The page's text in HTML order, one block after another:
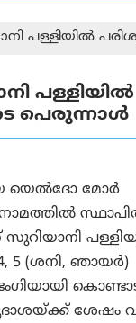
പള്ളിയില്‍
പള്ളിയില്‍
പെരുന്നാള്‍
യെല്‍ദോ മോര്‍
5 (ശനി, ഞായര്‍)
ശേഷം